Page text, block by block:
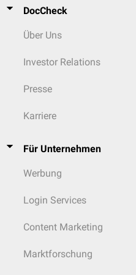
DocCheck
Über Uns
Investor Relations
Presse
Karriere
Für Unternehmen
Werbung
Login Services
Content Marketing
Marktforschung